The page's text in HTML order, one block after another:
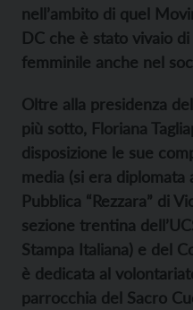
nell’ambito di quel
DC che è stato vivaio
femminile anche nel
Oltre alla presidenza
più sotto, Floriana
disposizione le sue
media (si era diplomata
Pubblica “Rezzara” di
sezione trentina
Stampa Italiana) e del
è dedicata al
parrocchia del Sacro